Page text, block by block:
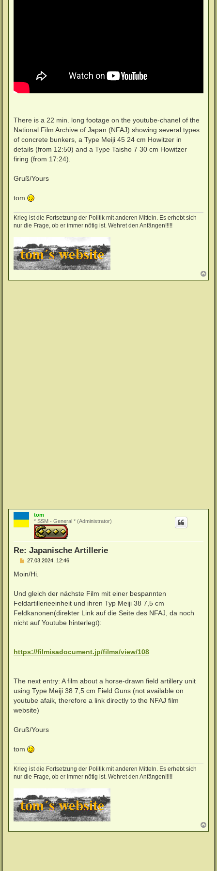
There is a 22 min. long footage on the youtube-chanel of the
National Film Archive of Japan (NFAJ) showing several types
of concrete bunkers, a Type Meiji 45 24 cm Howitzer in
details (from 12:50) and a Type Taisho 7 30 cm Howitzer
firing (from 17:24).
Gruß/Yours
tom
Krieg ist die Fortsetzung der Politik mit anderen Mitteln. Es erhebt sich
nur die Frage, ob er immer nötig ist. Wehret den Anfängen!!!!!
a
tom
* SSM - General * (Administrator)
Re: Japanische Artillerie
B
i
a
g
27.03.2024, 12:46
Moin/Hi.
Und gleich der nächste Film mit einer bespannten
Feldartillerieeinheit und ihren Typ Meiji 38 7,5 cm
Feldkanonen(direkter Link auf die Seite des NFAJ, da noch
nicht auf Youtube hinterlegt):
https://filmisadocument.jp/films/view/108
The next entry: A film about a horse-drawn field artillery unit
using Type Meiji 38 7,5 cm Field Guns (not available on
youtube afaik, therefore a link directly to the NFAJ film
website)
Gruß/Yours
tom
Krieg ist die Fortsetzung der Politik mit anderen Mitteln. Es erhebt sich
nur die Frage, ob er immer nötig ist. Wehret den Anfängen!!!!!
a